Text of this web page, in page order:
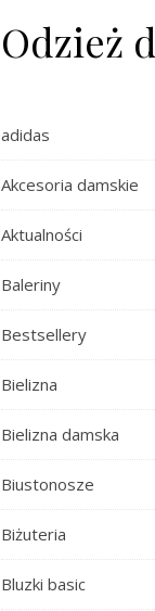
Odzież
adidas
Akcesoria damskie
Aktualności
Baleriny
Bestsellery
Bielizna
Bielizna damska
Biustonosze
Biżuteria
Bluzki basic